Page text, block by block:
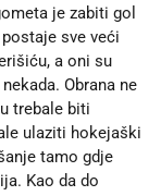
je zabiti gol
sve veći
a oni su
Obrana ne
trebale biti
ulaziti hokejaški
tamo gdje
Kao da do